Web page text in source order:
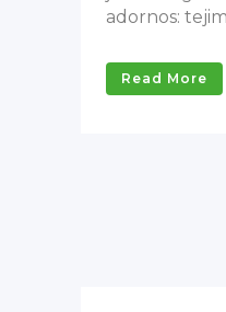
adornos:
Read More